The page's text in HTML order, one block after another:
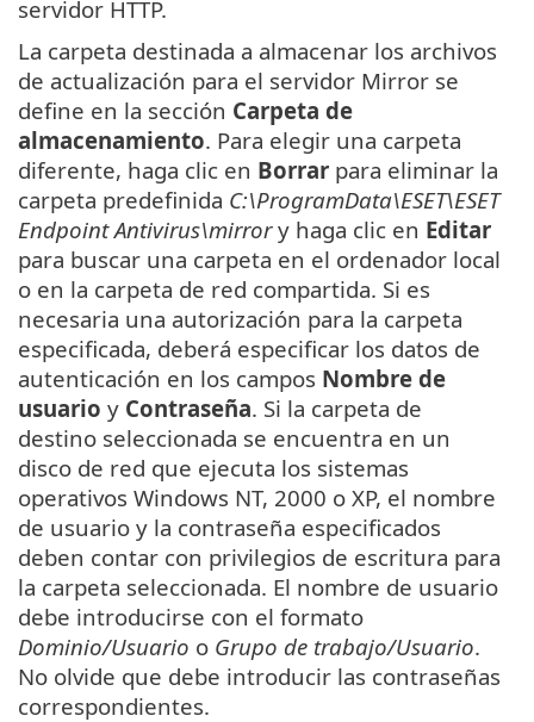
servidor HTTP.
La carpeta destinada a almacenar los archivos
de actualización para el servidor Mirror se
define en la sección Carpeta de
almacenamiento. Para elegir una carpeta
diferente, haga clic en Borrar para eliminar la
carpeta predefinida C:\ProgramData\ESET\ESET
Endpoint Antivirus\mirrory haga clic en Editar
para buscar una carpeta en el ordenador local
o en la carpeta de red compartida. Si es
necesaria una autorización para la carpeta
especificada, deberá especificar los datos de
autenticación en los campos Nombre de
usuario y Contraseña. Si la carpeta de
destino seleccionada se encuentra en un
disco de red que ejecuta los sistemas
operativos Windows NT, 2000 o XP, el nombre
de usuario y la contraseña especificados
deben contar con privilegios de escritura para
la carpeta seleccionada. El nombre de usuario
debe introducirse con el formato
Dominio/Usuario o Grupo de trabajo/Usuario.
No olvide que debe introducir las contraseñas
correspondientes.